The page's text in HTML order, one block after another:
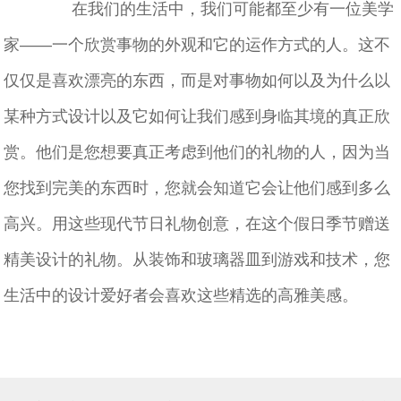
在我们的生活中，我们可能都至少有一位美学
家——一个欣赏事物的外观和它的运作方式的人。这不
仅仅是喜欢漂亮的东西，而是对事物如何以及为什么以
某种方式设计以及它如何让我们感到身临其境的真正欣
赏。他们是您想要真正考虑到他们的礼物的人，因为当
您找到完美的东西时，您就会知道它会让他们感到多么
高兴。用这些现代节日礼物创意，在这个假日季节赠送
精美设计的礼物。从装饰和玻璃器皿到游戏和技术，您
生活中的设计爱好者会喜欢这些精选的高雅美感。